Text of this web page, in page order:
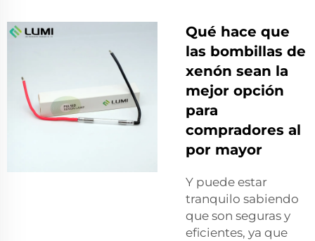
Qué hace que
las bombillas de
xenón sean la
mejor opción
para
compradores al
por mayor
Y puede estar
tranquilo sabiendo
que son seguras y
eficientes, ya que